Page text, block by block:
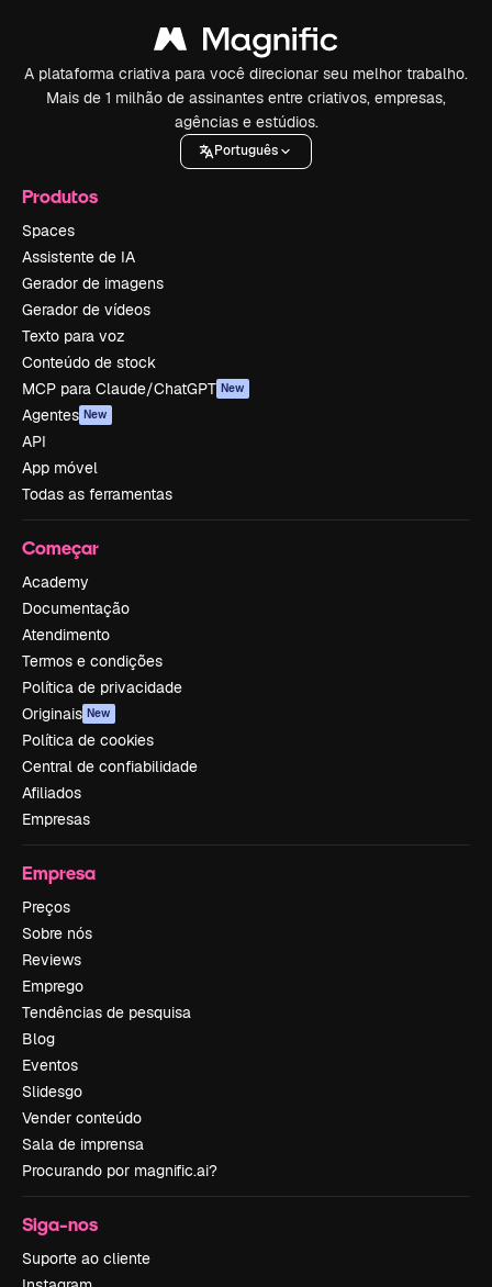
A plataforma criativa para você direcionar seu melhor trabalho.
Mais de 1 milhão de assinantes entre criativos, empresas,
agências e estúdios.
Português
Produtos
Spaces
Assistente de IA
Gerador de imagens
Gerador de vídeos
Texto para voz
Conteúdo de stock
MCP para Claude/ChatGPT New
Agentes New
API
App móvel
Todas as ferramentas
Começar
Academy
Documentação
Atendimento
Termos e condições
Política de privacidade
Originais New
Política de cookies
Central de confiabilidade
Afiliados
Empresas
Empresa
Preços
Sobre nós
Reviews
Emprego
Tendências de pesquisa
Blog
Eventos
Slidesgo
Vender conteúdo
Sala de imprensa
Procurando por magnific.ai?
Siga-nos
Suporte ao cliente